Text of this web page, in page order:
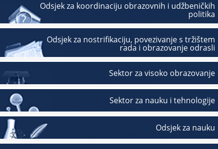
Odsjek za koordinaciju obrazovnih i udžbeničkih
politika
Odsjek za nostrifikaciju, povezivanje s tržištem
rada i obrazovanje odrasli
Sektor za visoko obrazovanje
Sektor za nauku i tehnologije
Odsjek za nauku